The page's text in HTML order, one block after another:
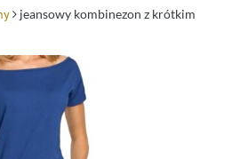
jeansowy kombinezon z krótkim